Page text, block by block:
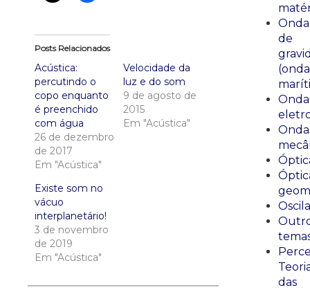
Posts Relacionados
Acústica:
percutindo o
copo enquanto
é preenchido
com água
26 de dezembro
de 2017
Em "Acústica"
Velocidade da
luz e do som
9 de agosto de
2015
Em "Acústica"
Existe som no
vácuo
interplanetário!
3 de novembro
de 2019
Em "Acústica"
de
das